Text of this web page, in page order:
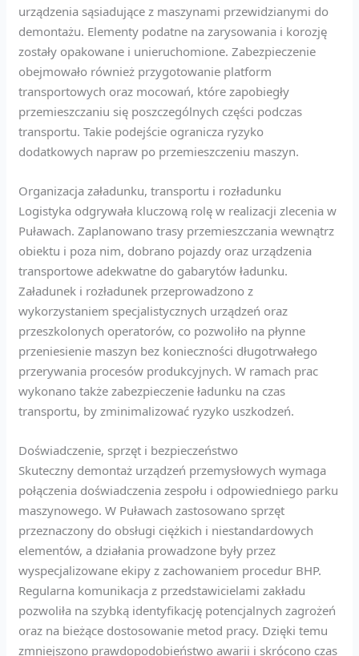
urządzenia sąsiadujące z maszynami przewidzianymi do
demontażu. Elementy podatne na zarysowania i korozję
zostały opakowane i unieruchomione. Zabezpieczenie
obejmowało również przygotowanie platform
transportowych oraz mocowań, które zapobiegły
przemieszczaniu się poszczególnych części podczas
transportu. Takie podejście ogranicza ryzyko
dodatkowych napraw po przemieszczeniu maszyn.
Organizacja załadunku, transportu i rozładunku
Logistyka odgrywała kluczową rolę w realizacji zlecenia w
Puławach. Zaplanowano trasy przemieszczania wewnątrz
obiektu i poza nim, dobrano pojazdy oraz urządzenia
transportowe adekwatne do gabarytów ładunku.
Załadunek i rozładunek przeprowadzono z
wykorzystaniem specjalistycznych urządzeń oraz
przeszkolonych operatorów, co pozwoliło na płynne
przeniesienie maszyn bez konieczności długotrwałego
przerywania procesów produkcyjnych. W ramach prac
wykonano także zabezpieczenie ładunku na czas
transportu, by zminimalizować ryzyko uszkodzeń.
Doświadczenie, sprzęt i bezpieczeństwo
Skuteczny demontaż urządzeń przemysłowych wymaga
połączenia doświadczenia zespołu i odpowiedniego parku
maszynowego. W Puławach zastosowano sprzęt
przeznaczony do obsługi ciężkich i niestandardowych
elementów, a działania prowadzone były przez
wyspecjalizowane ekipy z zachowaniem procedur BHP.
Regularna komunikacja z przedstawicielami zakładu
pozwoliła na szybką identyfikację potencjalnych zagrożeń
oraz na bieżące dostosowanie metod pracy. Dzięki temu
zmniejszono prawdopodobieństwo awarii i skrócono czas